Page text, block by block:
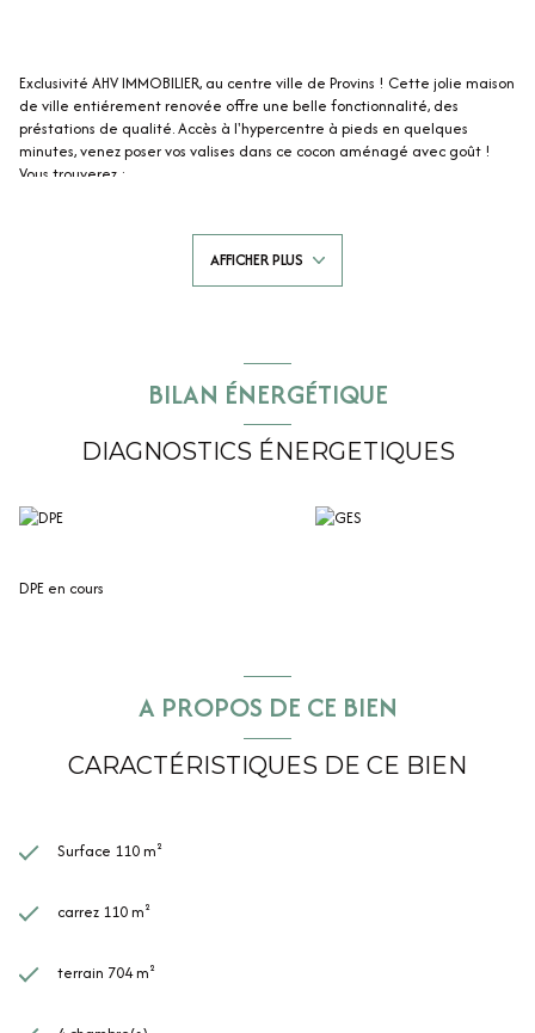
Exclusivité AHV IMMOBILIER, au centre ville de Provins ! Cette jolie maison
de ville entiérement renovée offre une belle fonctionnalité, des
préstations de qualité. Accès à l'hypercentre à pieds en quelques
minutes, venez poser vos valises dans ce cocon aménagé avec goût !
Vous trouverez :
Au premier étage : un palier, deux chambres, une salle de bain avec
douche et WC séparés, un placard.
Le sous-sol comprend un espace buanderie et un grand espace de
saisonniere, une profession libérale ou recevoir amis/famille.
Le tout sur un jardin clos.
AFFICHER PLUS
BILAN ÉNERGÉTIQUE
DIAGNOSTICS ÉNERGETIQUES
DPE en cours
A PROPOS DE CE BIEN
CARACTÉRISTIQUES DE CE BIEN
Surface 110 m²
carrez 110 m²
terrain 704 m²